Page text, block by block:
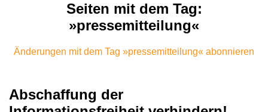
Seiten mit dem Tag:
»pressemitteilung«
Änderungen mit dem Tag »pressemitteilung« abonnieren
Abschaffung der